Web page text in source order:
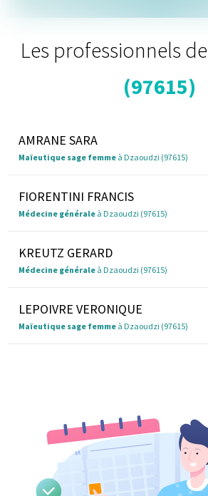
Les professionnels de
(97615)
AMRANE SARA
Maïeutique sage femme à Dzaoudzi (97615)
FIORENTINI FRANCIS
Médecine générale à Dzaoudzi (97615)
KREUTZ GERARD
Médecine générale à Dzaoudzi (97615)
LEPOIVRE VERONIQUE
Maïeutique sage femme à Dzaoudzi (97615)